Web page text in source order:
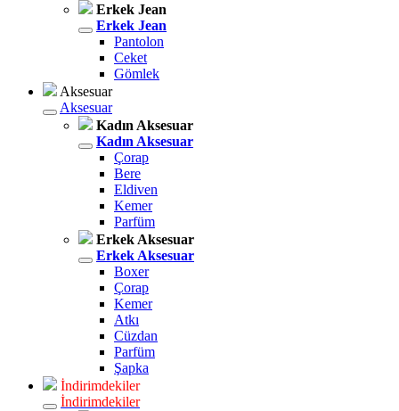
Erkek Jean
Erkek Jean
Pantolon
Ceket
Gömlek
Aksesuar
Aksesuar
Kadın Aksesuar
Kadın Aksesuar
Çorap
Bere
Eldiven
Kemer
Parfüm
Erkek Aksesuar
Erkek Aksesuar
Boxer
Çorap
Kemer
Atkı
Cüzdan
Parfüm
Şapka
İndirimdekiler
İndirimdekiler